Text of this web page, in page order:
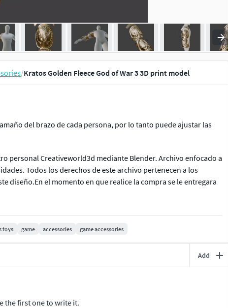
/Kratos Golden Fleece God of War 3 3D print model
del brazo de cada persona, por lo tanto puede ajustar las
personal Creativeworld3d mediante Blender. Archivo enfocado a
Todos los derechos de este archivo pertenecen a los
diseño.En el momento en que realice la compra se le entregara
en su impresora en la comodidad de su casa u oficina.
s15% relleno
toys game accessories game accessories
Add
the first one to write it.